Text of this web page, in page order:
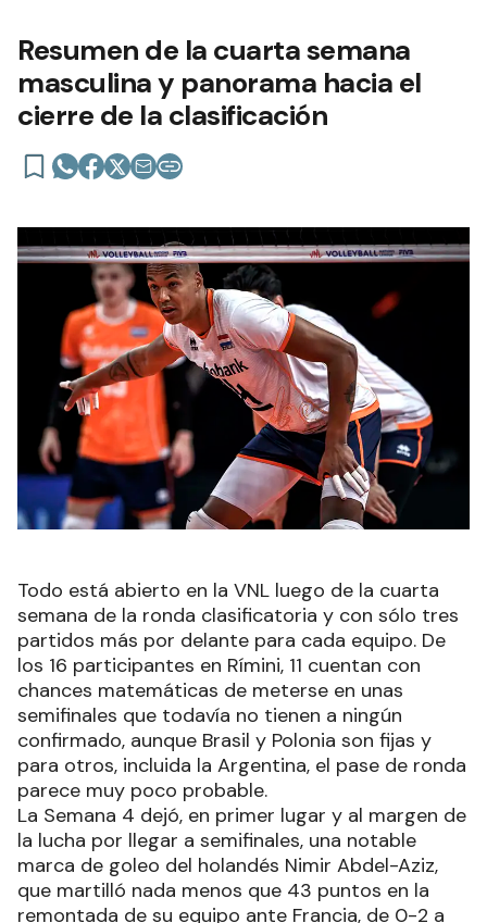
Resumen de la cuarta semana
masculina y panorama hacia el
cierre de la clasificación
Todo está abierto en la VNL luego de la cuarta
semana de la ronda clasificatoria y con sólo tres
partidos más por delante para cada equipo. De
los 16 participantes en Rímini, 11 cuentan con
chances matemáticas de meterse en unas
semifinales que todavía no tienen a ningún
confirmado, aunque Brasil y Polonia son fijas y
para otros, incluida la Argentina, el pase de ronda
parece muy poco probable.
La Semana 4 dejó, en primer lugar y al margen de
la lucha por llegar a semifinales, una notable
marca de goleo del holandés Nimir Abdel-Aziz,
que martilló nada menos que 43 puntos en la
remontada de su equipo ante Francia, de 0-2 a